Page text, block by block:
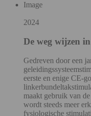
Image
2024
De weg wijzen
Gedreven door een
eerste en enige CE-
maakt gebruik van
wordt steeds meer
fysiologische